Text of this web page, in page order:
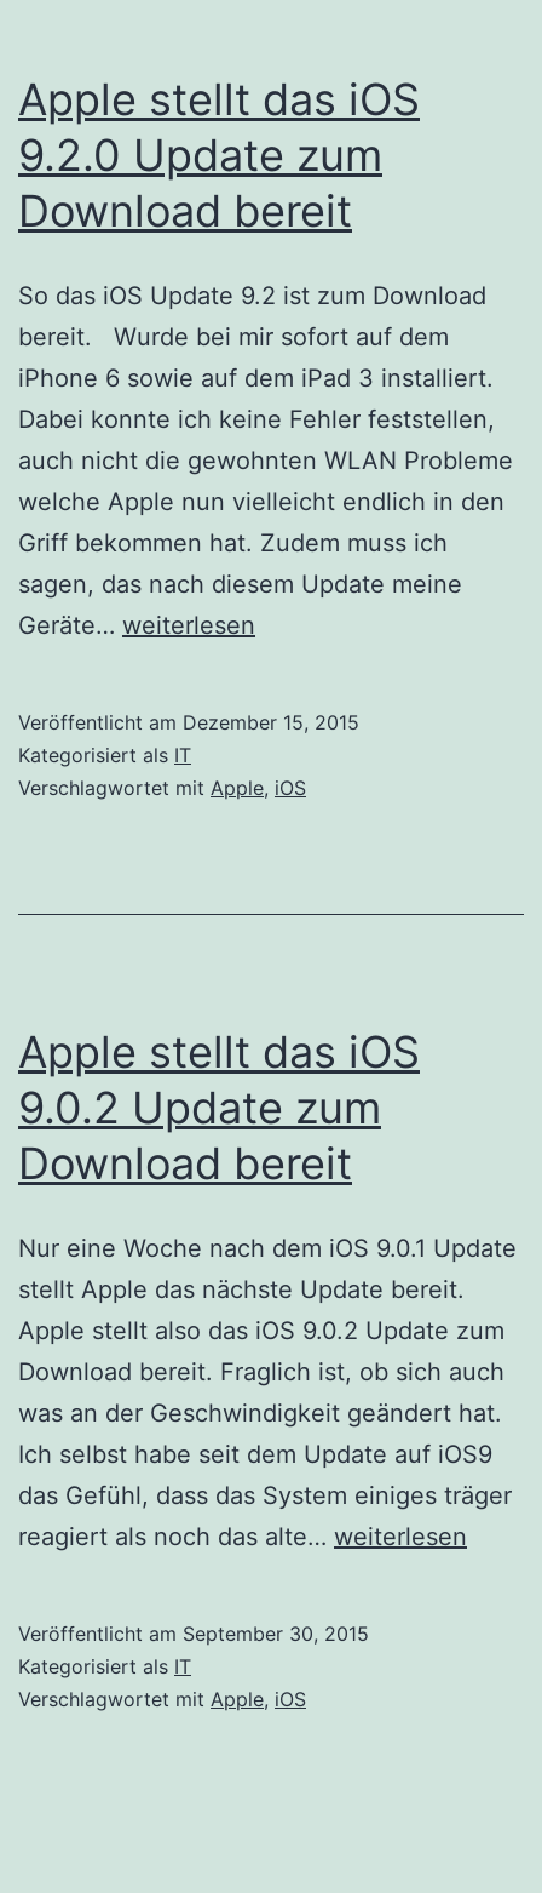
Apple stellt das iOS
9.2.0 Update zum
Download bereit
So das iOS Update 9.2 ist zum Download
bereit. Wurde bei mir sofort auf dem
iPhone 6 sowie auf dem iPad 3 installiert.
Dabei konnte ich keine Fehler feststellen,
auch nicht die gewohnten WLAN Probleme
welche Apple nun vielleicht endlich in den
Griff bekommen hat. Zudem muss ich
sagen, das nach diesem Update meine
Geräte… Apple
iOS
9.2.0
Download
weiterlesen
Veröffentlicht am Dezember 15, 2015
Kategorisiert als IT
Verschlagwortet mit Apple, iOS
Apple stellt das iOS
9.0.2 Update zum
Download bereit
Nur eine Woche nach dem iOS 9.0.1 Update
stellt Apple das nächste Update bereit.
Apple stellt also das iOS 9.0.2 Update zum
Download bereit. Fraglich ist, ob sich auch
was an der Geschwindigkeit geändert hat.
Ich selbst habe seit dem Update auf iOS9
das Gefühl, dass das System einiges träger
reagiert als noch das alte… Apple
weiterlesen
Veröffentlicht am September 30, 2015
Kategorisiert als IT
Verschlagwortet mit Apple, iOS